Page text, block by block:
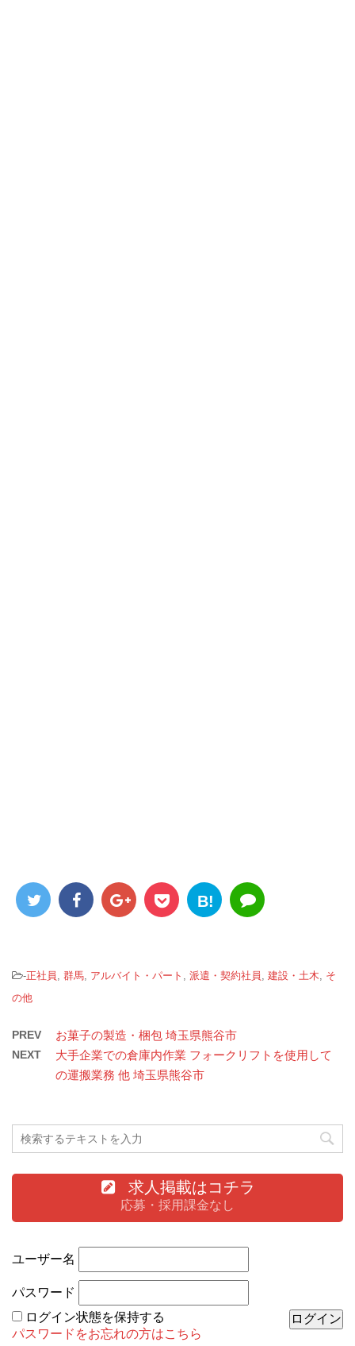
B!
-正社員 , 群馬, アルバイト・パート , 派遣・契約社員 , 建設・土木, そ
の他
PREV お菓子の製造・梱包 埼玉県熊谷市
NEXT
大手企業での倉庫内作業 フォークリフトを使用して
の運搬業務 他 埼玉県熊谷市
求人掲載はコチラ
応募・採用課金なし
ユーザー名
パスワード
ログイン状態を保持する
パスワードをお忘れの方はこちら